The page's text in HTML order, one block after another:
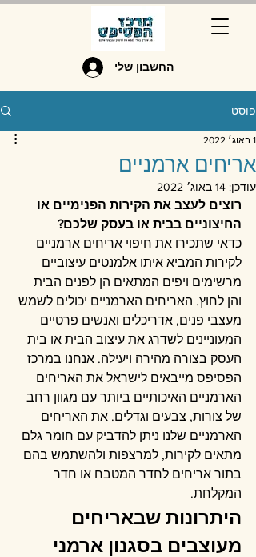
החשבון שלי
פוסט
אריחים ארמניים
1 באוג׳ 2022
עודכן: 14 באוג׳ 2022
רוצים לעצב את הקירות הפנימיים או
החיצוניים בבית או בעסק שלכם?
כדאי שתכירו את חיפוי אריחים ארמניים
לקירות המביא איתו אלמנטים עיצוביים
מרשימים ויפים המתאים הן לפנים הבית
והן לחוץ. האריחים הארמניים יכולים לשמש
מעצבי פנים, אדריכלים ואנשים פרטיים
המעוניינים לשדרג את עיצוב הבית או בית
העסק בצורה מהירה ויעילה. אנחנו במרכז
הפסיפס מייבאים לישראל את האריחים
הארמניים האיכותיים ביותר עם מגוון רחב
של צורות, צבעים וגדלים. את האריחים
הארמניים שלנו ניתן להדביק עם חומר גלם
מתאים לקירות, למרצפות ולהשתמש בהם
בתור אריחים לחדר המטבח או חדר
המקלחת.
היתרונות שבאריחים
מעוצבים בסגנון ארמני